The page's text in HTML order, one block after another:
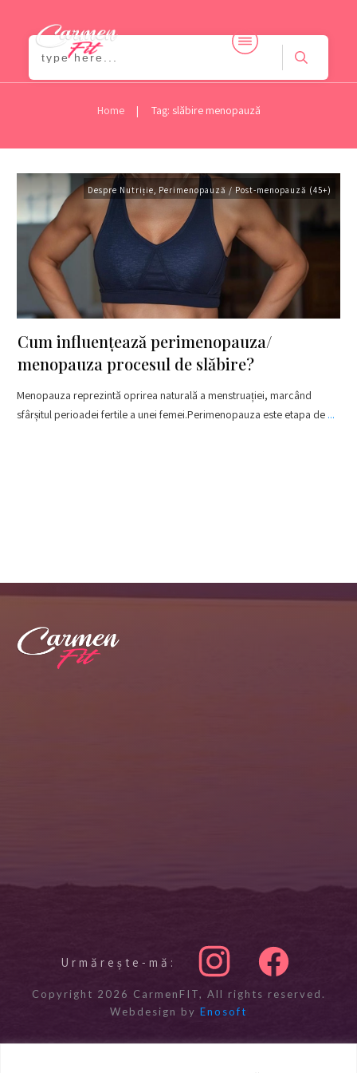
Home | Tag: slăbire menopauză
Despre Nutriție, Perimenopauză / Post-menopauză (45+)
Cum influențează perimenopauza/
menopauza procesul de slăbire?
Menopauza reprezintă oprirea naturală a menstruației, marcând
sfârșitul perioadei fertile a unei femei.Perimenopauza este etapa de ...
Urmărește-mă:
Copyright 2026 CarmenFIT, All rights reserved.
Webdesign by Enosoft